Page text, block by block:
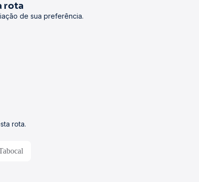
rota
de sua preferência.
rota.